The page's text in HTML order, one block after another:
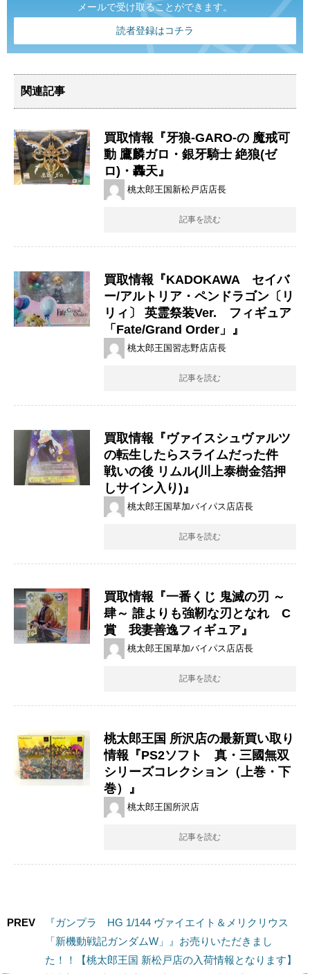
メールで受け取ることができます。
読者登録はコチラ
関連記事
買取情報『牙狼-GARO-の 魔戒可
動 ​鷹麟ガロ・銀牙騎士 ​絶狼(ゼ
ロ)・轟天』
桃太郎王国新松戸店店長
記事を読む
買取情報『KADOKAWA セイバ
ー/アルトリア・ペンドラゴン〔リ
リィ〕 英霊祭装Ver. フィギュア
「Fate/Grand Order」』
桃太郎王国習志野店店長
記事を読む
買取情報『ヴァイスシュヴァルツ
の転生したらスライムだった件
戦いの後 ​リムル(川上泰樹金箔押
しサイン入り)』
桃太郎王国草加バイパス店店長
記事を読む
買取情報『一番くじ ​鬼滅の刃 ​～
肆～ ​誰よりも強靭な刃となれ C
賞 我妻善逸フィギュア』
桃太郎王国草加バイパス店店長
記事を読む
桃太郎王国 所沢店の最新買い取り
情報『PS2ソフト 真・三國無双
シリーズコレクション（上巻・下
巻）』
桃太郎王国所沢店
記事を読む
PREV
『ガンプラ HG 1/144 ヴァイエイト＆メリクリウス
「新機動戦記ガンダムW」』お売りいただきまし
た！！【桃太郎王国 新松戸店の入荷情報となります】